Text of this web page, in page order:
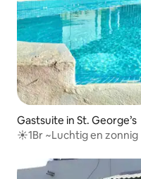
Gastsuite in St. George’s